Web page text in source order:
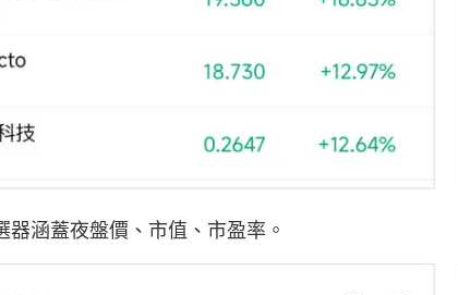
器涵蓋夜盤價、市值、市盈率。